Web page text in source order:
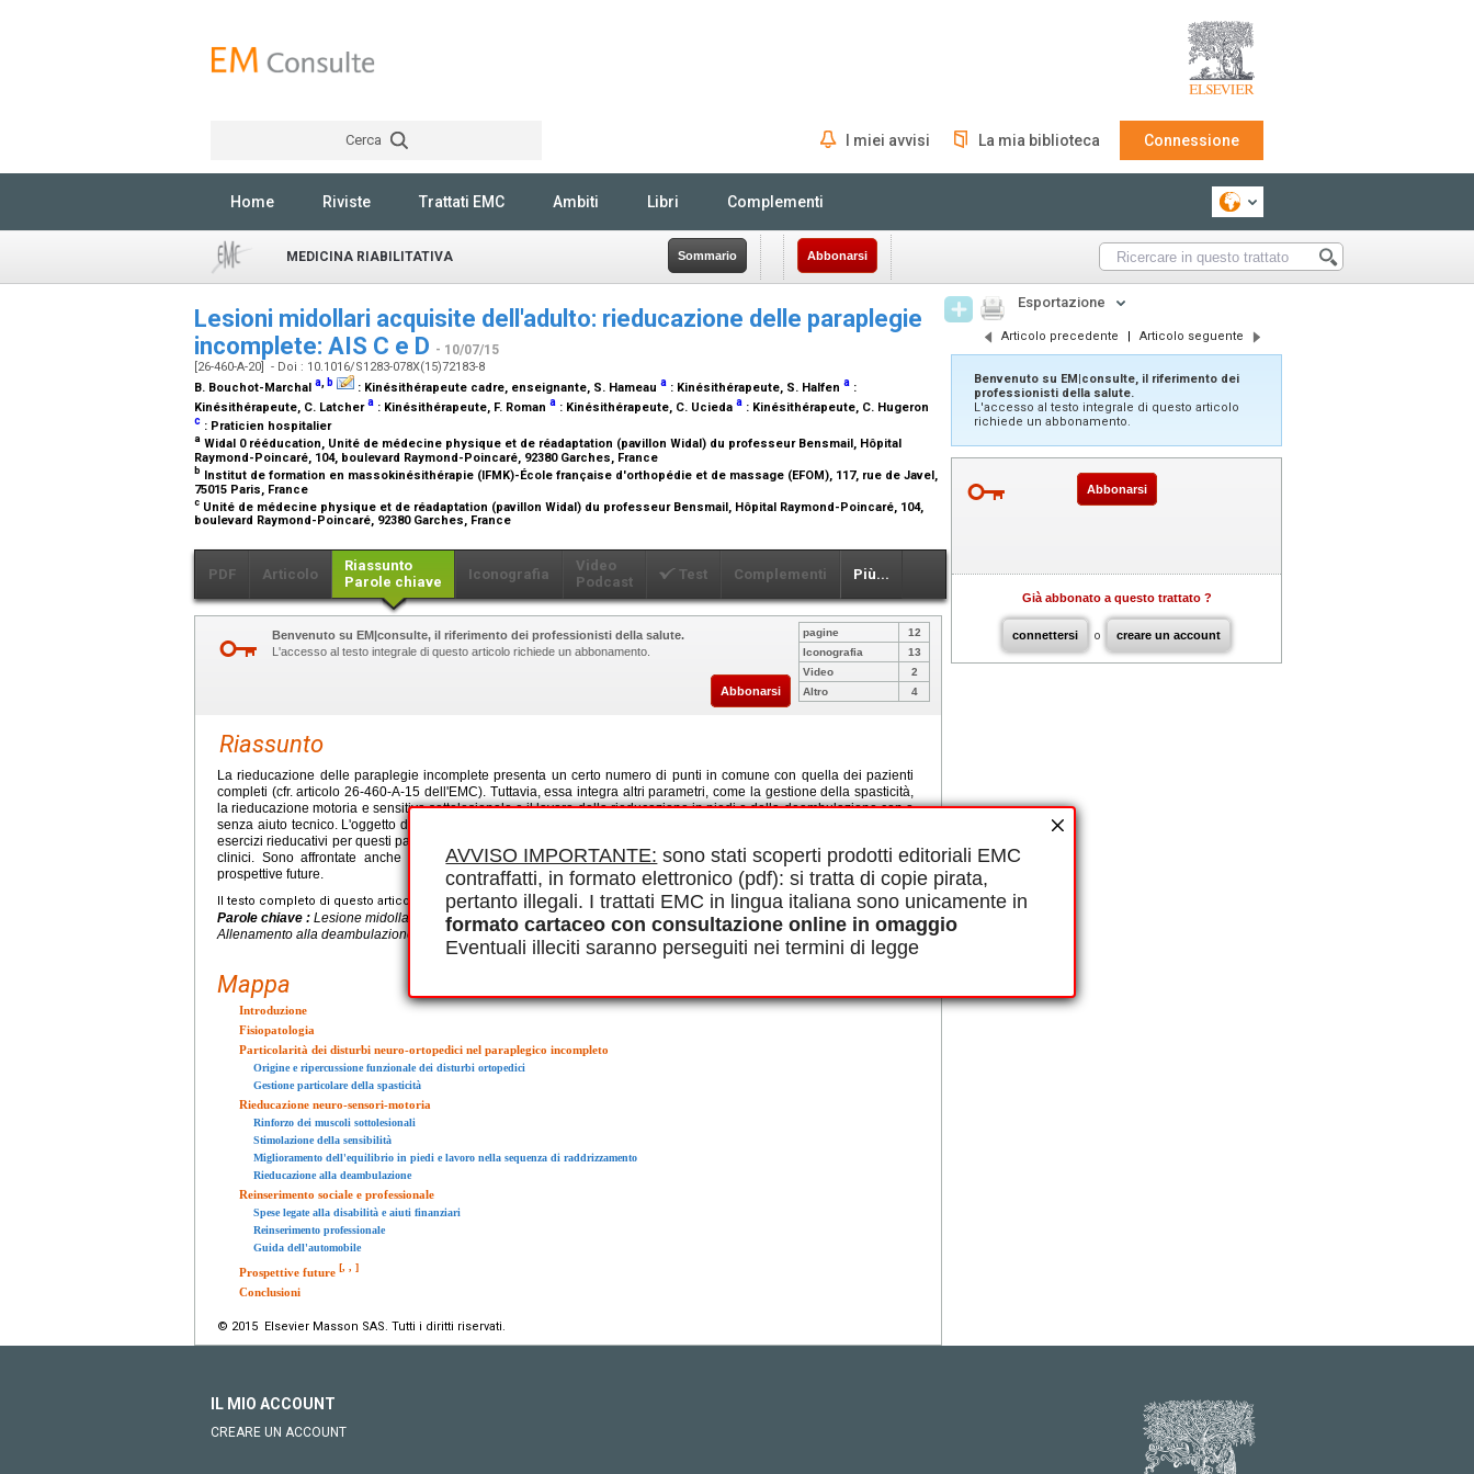
AVVISO IMPORTANTE: sono stati scoperti prodotti editoriali EMC
contraffatti, in formato elettronico (pdf): si tratta di copie pirata,
pertanto illegali. I trattati EMC in lingua italiana sono unicamente in
formato cartaceo con consultazione online in omaggio
Eventuali illeciti saranno perseguiti nei termini di legge
Cerca I miei avvisi La mia biblioteca Connessione
Home Riviste Trattati EMC Ambiti Libri Complementi
MEDICINA RIABILITATIVA Sommario Abbonarsi
Lesioni midollari acquisite dell'adulto: rieducazione delle paraplegie
incomplete: AIS C e D - 10/07/15
[26-460-A-20] - Doi : 10.1016/S1283-078X(15)72183-8
B. Bouchot-Marchal a, b : Kinésithérapeute cadre, enseignante, S. Hameau a : Kinésithérapeute, S. Halfen a :
Kinésithérapeute, C. Latchera : Kinésithérapeute, F. Roman a : Kinésithérapeute, C. Ucieda a : Kinésithérapeute, C. Hugeron
c : Praticien hospitalier
a Widal 0 rééducation, Unité de médecine physique et de réadaptation (pavillon Widal) du professeur Bensmail, Hôpital
Raymond-Poincaré, 104, boulevard Raymond-Poincaré, 92380 Garches, France
b Institut de formation en massokinésithérapie (IFMK)-École française d'orthopédie et de massage (EFOM), 117, rue de Javel,
75015 Paris, France
c Unité de médecine physique et de réadaptation (pavillon Widal) du professeur Bensmail, Hôpital Raymond-Poincaré, 104,
boulevard Raymond-Poincaré, 92380 Garches, France
PDF Articolo
Riassunto
Parole chiave
Iconografia
Video
Podcast
Test Complementi Più...
Benvenuto su EM|consulte, il riferimento dei professionisti della salute.
L'accesso al testo integrale di questo articolo richiede un abbonamento.
Abbonarsi
pagine
12
Iconografia
13
Video
2
Altro
4
Riassunto
La rieducazione delle paraplegie incomplete presenta un certo numero di punti in comune con quella dei pazienti
completi (cfr. articolo 26-460-A-15 dell'EMC). Tuttavia, essa integra altri parametri, come la gestione della spasticità,
la rieducazione motoria e sensitiva sottolesionale e il lavoro della rieducazione in piedi e della deambulazione con o
senza aiuto tecnico. L'oggetto di questo articolo è di affrontare le particolarità di questa gestione e di proporre degli
esercizi rieducativi per questi pazienti, tenendo conto della variabilità delle loro possibilità neuromotorie e dei quadri
clinici. Sono affrontate anche la problematica dell'invecchiamento e del reinserimento socioprofessionale e le
prospettive future.
Il testo completo di questo articolo è disponibile in PDF.
Parole chiave : Lesione midollare, Paraplegia incompleta, Rieducazione neuro-sensori-motoria, Invecchiamento,
Allenamento alla deambulazione, Qualità di vita
Mappa
Introduzione
Fisiopatologia
Particolarità dei disturbi neuro-ortopedici nel paraplegico incompleto
Origine e ripercussione funzionale dei disturbi ortopedici
Gestione particolare della spasticità
Rieducazione neuro-sensori-motoria
Rinforzo dei muscoli sottolesionali
Stimolazione della sensibilità
Miglioramento dell'equilibrio in piedi e lavoro nella sequenza di raddrizzamento
Rieducazione alla deambulazione
Reinserimento sociale e professionale
Spese legate alla disabilità e aiuti finanziari
Reinserimento professionale
Guida dell'automobile
Prospettive future [, , ]
Conclusioni
© 2015 Elsevier Masson SAS. Tutti i diritti riservati.
Esportazione
Articolo precedente | Articolo seguente
Benvenuto su EM|consulte, il riferimento dei
professionisti della salute.
L'accesso al testo integrale di questo articolo
richiede un abbonamento.
Abbonarsi
Già abbonato a questo trattato ?
connettersi o creare un account
IL MIO ACCOUNT
CREARE UN ACCOUNT